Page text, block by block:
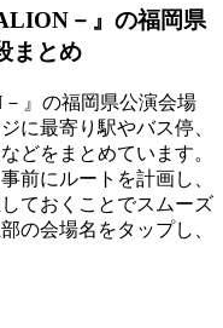
－』の福岡県
まとめ
』の福岡県公演会場
に最寄り駅やバス停、
どをまとめています。
前にルートを計画し、
ておくことでスムーズ
の会場名をタップし、